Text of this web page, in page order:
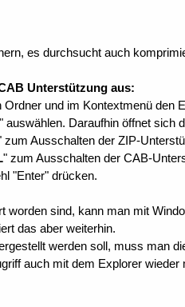
es durchsucht auch
Unterstützung aus:
und im Kontextmenü den
Daraufhin öffnet sich
zum Ausschalten der ZIP-
" zum Ausschalten der CAB-
"Enter" drücken.
worden sind, kann man mit
das aber weiterhin.
werden soll, muss man
auch mit dem Explorer wieder